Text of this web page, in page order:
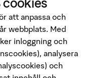
att anpassa och
webbplats. Med
inloggning och
analysera
och